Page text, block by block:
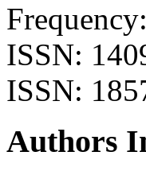
ISSN:
ISSN:
Authors